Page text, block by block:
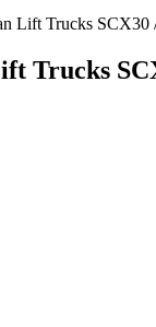
Lift Trucks
Trucks